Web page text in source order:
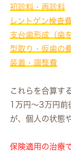
初診料・再診料
レントゲン検査
支台歯形成（歯
型取り・仮歯の
装着・調整費
これらを合算す
1万円〜3万円前
が、個人の状態
保険適用の治療